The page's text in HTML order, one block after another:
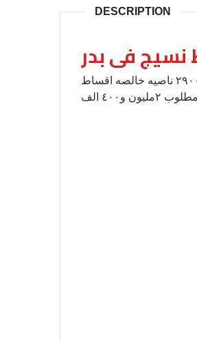
DESCRIPTION
فى بدر
ارض مصنع للبيع نشاط نسيج فى بدر ارض مصنع نسيج في مدينة بدر مساحه ٢٩٠٠ ناصيه خالصه اقساط
مطلوب ٢مليون و٤٠٠ الف